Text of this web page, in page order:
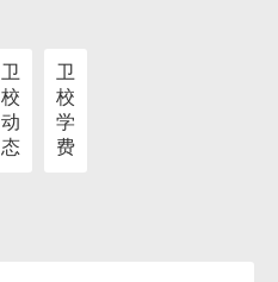
卫
校
动
态
卫
校
学
费